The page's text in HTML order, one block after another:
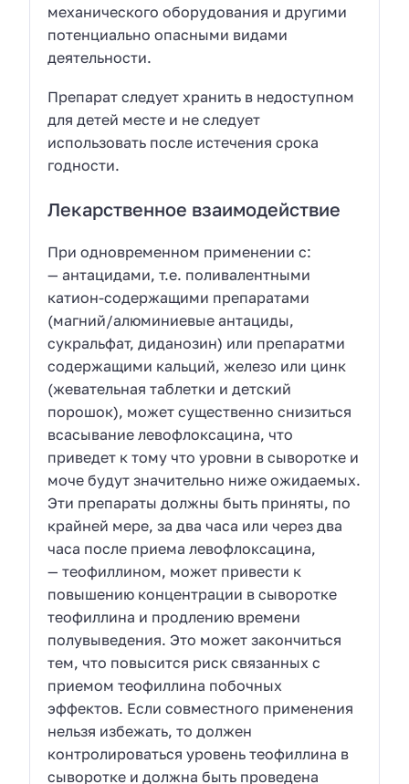
механического оборудования и другими
потенциально опасными видами
деятельности.
Препарат следует хранить в недоступном
для детей месте и не следует
использовать после истечения срока
годности.
Лекарственное взаимодействие
При одновременном применении с:
— антацидами, т.е. поливалентными
катион-содержащими препаратами
(магний/алюминиевые антациды,
сукральфат, диданозин) или препаратми
содержащими кальций, железо или цинк
(жевательная таблетки и детский
порошок), может существенно снизиться
всасывание левофлоксацина, что
приведет к тому что уровни в сыворотке и
моче будут значительно ниже ожидаемых.
Эти препараты должны быть приняты, по
крайней мере, за два часа или через два
часа после приема левофлоксацина,
— теофиллином, может привести к
повышению концентрации в сыворотке
теофиллина и продлению времени
полувыведения. Это может закончиться
тем, что повысится риск связанных с
приемом теофиллина побочных
эффектов. Если совместного применения
нельзя избежать, то должен
контролироваться уровень теофиллина в
сыворотке и должна быть проведена